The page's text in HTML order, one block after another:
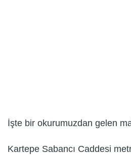
İşte bir okurumuzdan gelen
Kartepe Sabancı Caddesi